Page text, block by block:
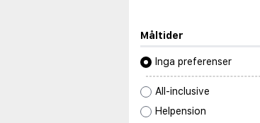
Måltider
Inga preferenser
All-inclusive
Helpension